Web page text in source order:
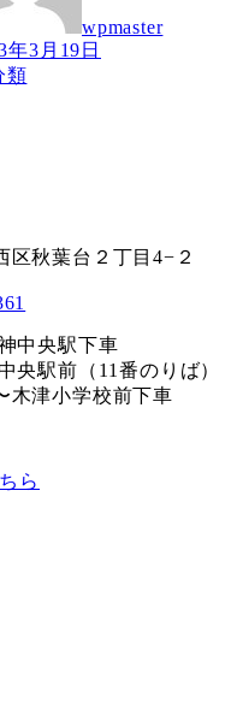
wpmaster
年3月19日
類
区秋葉台２丁目4−２
中央駅下車
央駅前（11番のりば）
木津小学校前下車
ら